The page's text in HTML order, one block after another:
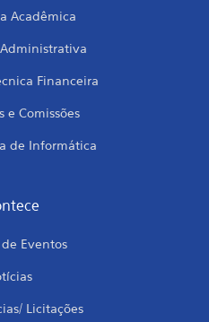
Acadêmica
Financeira
e Comissões
de Informática
Eventos
Licitações